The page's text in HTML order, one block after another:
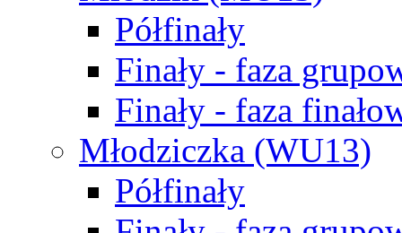
Półfinały
Finały - faza
Finały - faza
Młodziczka (WU13)
Półfinały